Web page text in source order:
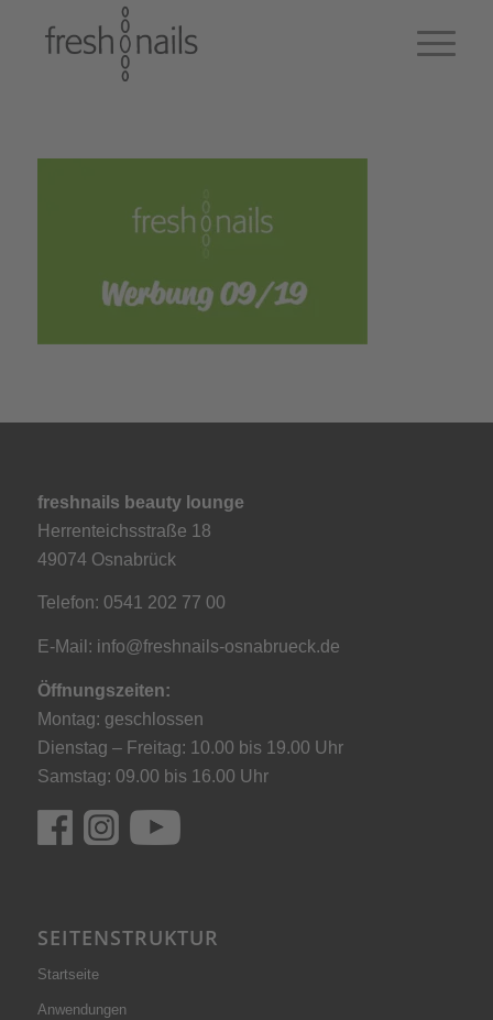
freshnails beauty lounge
Herrenteichsstraße 18
49074 Osnabrück
Telefon: 0541 202 77 00
E-Mail: info@freshnails-osnabrueck.de
Öffnungszeiten:
Montag: geschlossen
Dienstag – Freitag: 10.00 bis 19.00 Uhr
Samstag: 09.00 bis 16.00 Uhr
SEITENSTRUKTUR
Startseite
Anwendungen